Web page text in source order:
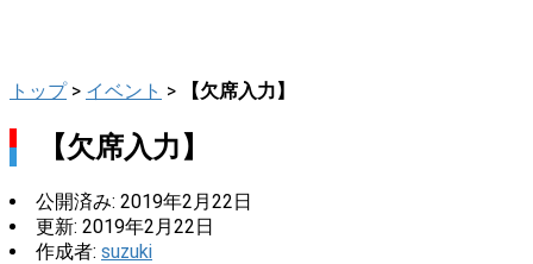
トップ> イベント > 【欠席入力】
【欠席入力】
公開済み: 2019年2月22日
更新: 2019年2月22日
作成者: suzuki